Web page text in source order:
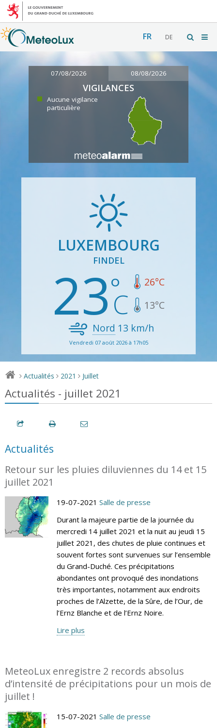
FR DE
07/08/2026 08/08/2026
VIGILANCES
Aucune vigilance
particulière
LUXEMBOURG
FINDEL
23 26°C
13°C
Nord 13 km/h
Vendredi 07 août 2026 à 17h05
> Actualités > 2021 > Juillet
Actualités - juillet 2021
Actualités
Retour sur les pluies diluviennes du 14 et 15
juillet 2021
19-07-2021 Salle de presse
Durant la majeure partie de la journée du
mercredi 14 juillet 2021 et la nuit au jeudi 15
juillet 2021, des chutes de pluie continues et
souvent fortes sont survenues sur l’ensemble
du Grand-Duché. Ces précipitations
abondantes ont provoqué des inondations
très importantes, notamment aux endroits
proches de l’Alzette, de la Sûre, de l’Our, de
l’Ernz Blanche et de l’Ernz Noire.
Lire plus
MeteoLux enregistre 2 records absolus
d’intensité de précipitations pour un mois de
juillet !
15-07-2021 Salle de presse